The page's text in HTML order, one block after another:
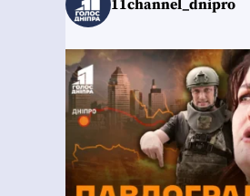
11channel_dnipro